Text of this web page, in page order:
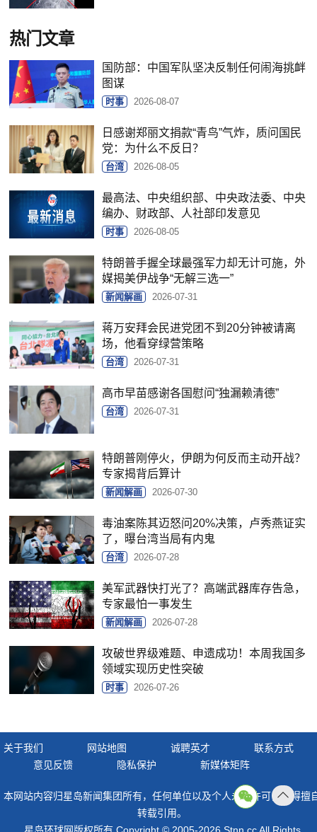
热门文章
国防部：中国军队坚决反制任何闹海挑衅
图谋
时事 2026-08-07
日感谢郑丽文捐款“青鸟”气炸，质问国民
党：为什么不反日？
台湾 2026-08-05
最高法、中央组织部、中央政法委、中央
编办、财政部、人社部印发意见
时事 2026-08-05
特朗普手握全球最强军力却无计可施，外
媒揭美伊战争“无解三选一”
新闻解画 2026-07-31
蒋万安拜会民进党团不到20分钟被请离
场，他看穿绿营策略
台湾 2026-07-31
高市早苗感谢各国慰问“独漏赖清德”
台湾 2026-07-31
特朗普刚停火，伊朗为何反而主动开战？
专家揭背后算计
新闻解画 2026-07-30
毒油案陈其迈怒问20%决策，卢秀燕证实
了，曝台湾当局有内鬼
台湾 2026-07-28
美军武器快打光了？高端武器库存告急，
专家最怕一事发生
新闻解画 2026-07-28
攻破世界级难题、申遗成功！本周我国多
领域实现历史性突破
时事 2026-07-26
关于我们 网站地图 诚聘英才
联系方式
意见反馈
隐私保护 新媒体矩阵
本网站内容归星岛新闻集团所有，任何单位以及个人未经许可，不得擅
转载引用。